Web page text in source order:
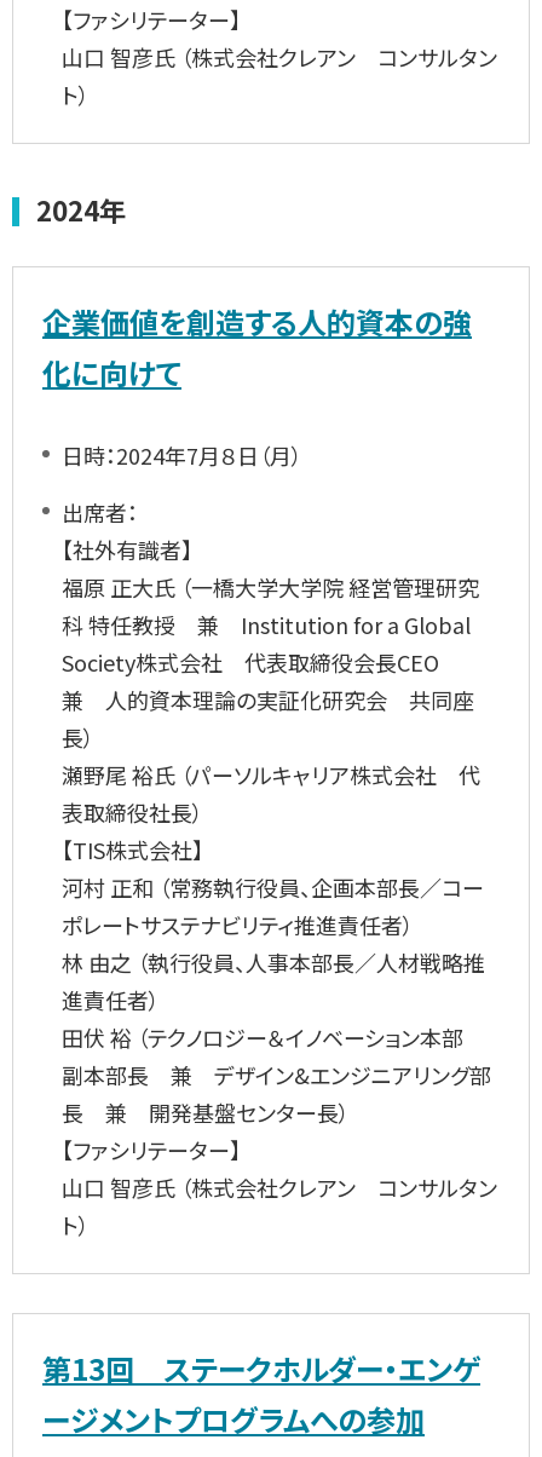
【ファシリテーター】
山口 智彦氏 （株式会社クレアン コンサルタン
ト）
2024年
企業価値を創造する人的資本の強
化に向けて
日時：2024年7月８日（月）
出席者：
【社外有識者】
福原 正大氏 （一橋大学大学院 経営管理研究
科 特任教授 兼 Institution for a Global
Society株式会社 代表取締役会長CEO
兼 人的資本理論の実証化研究会 共同座
長）
瀬野尾 裕氏 （パーソルキャリア株式会社 代
表取締役社長）
【TIS株式会社】
河村 正和 （常務執行役員、企画本部長／コー
ポレートサステナビリティ推進責任者）
林 由之 （執行役員、人事本部長／人材戦略推
進責任者）
田伏 裕 （テクノロジー＆イノベーション本部
副本部長 兼 デザイン&エンジニアリング部
長 兼 開発基盤センター長）
【ファシリテーター】
山口 智彦氏 （株式会社クレアン コンサルタン
ト）
第13回 ステークホルダー・エンゲ
ージメントプログラムへの参加